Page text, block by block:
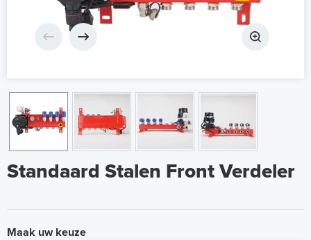
Standaard Stalen Front Verdeler
Maak uw keuze